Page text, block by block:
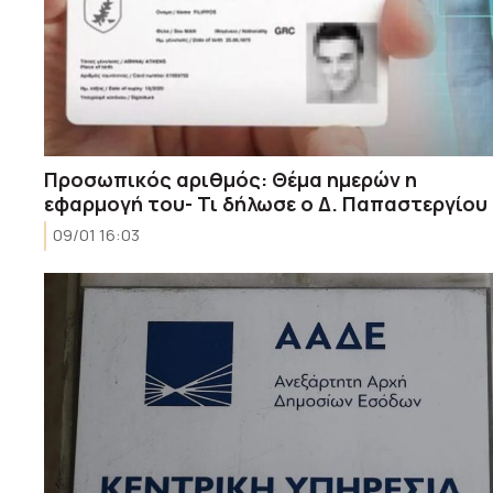
Προσωπικός αριθμός: Θέμα ημερών η
εφαρμογή του- Τι δήλωσε ο Δ. Παπαστεργίου
09/01 16:03